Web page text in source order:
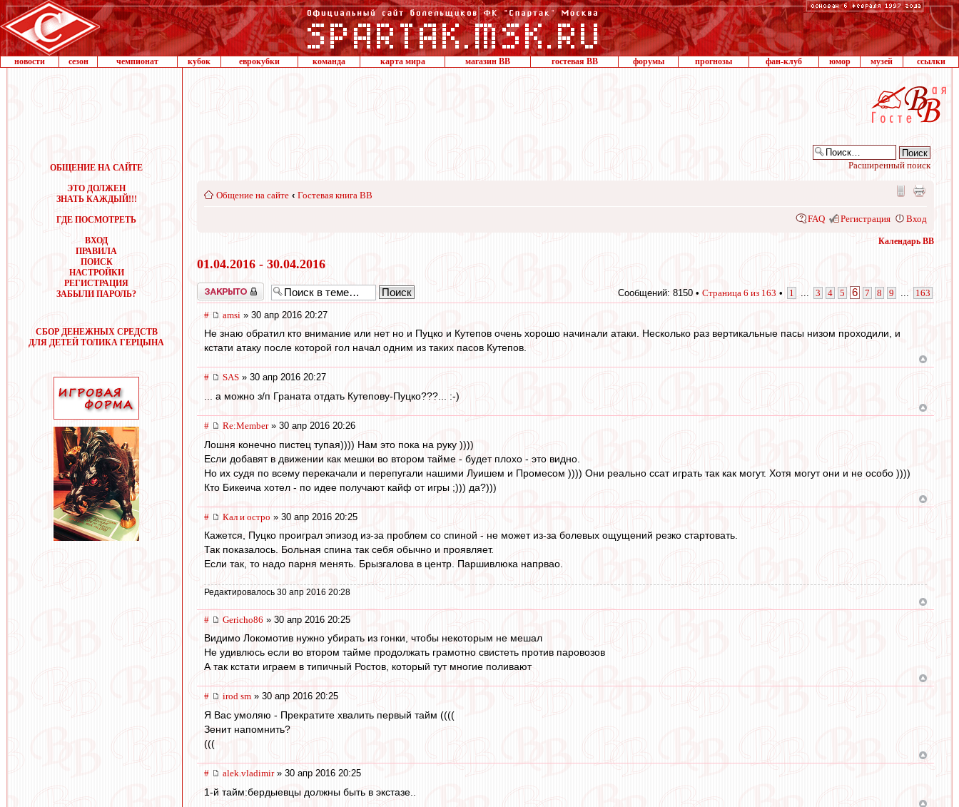
новости сезон чемпионат кубок еврокубки команда карта мира магазин ВВ гостевая ВВ форумы прогнозы фан-клуб юмор музей ссылки
ОБЩЕНИЕ НА САЙТЕ
ЭТО ДОЛЖЕН
ЗНАТЬ КАЖДЫЙ!!!
ГДЕ ПОСМОТРЕТЬ
ВХОД
ПРАВИЛА
ПОИСК
НАСТРОЙКИ
РЕГИСТРАЦИЯ
ЗАБЫЛИ ПАРОЛЬ?
СБОР ДЕНЕЖНЫХ СРЕДСТВ
ДЛЯ ДЕТЕЙ ТОЛИКА ГЕРЦЫНА
Расширенный поиск
Общение на сайте ‹ Гостевая книга ВВ
FAQ Регистрация Вход
Календарь ВВ
01.04.2016 - 30.04.2016
Закрыто Сообщений: 8150 • Страница 6 из 163 • 1 3 4 5 6 7 8 9 163
# amsi » 30 апр 2016 20:27
Не знаю обратил кто внимание или нет но и Пуцко и Кутепов очень хорошо начинали атаки. Несколько раз вертикальные пасы низом проходили, и
кстати атаку после которой гол начал одним из таких пасов Кутепов.
# SAS » 30 апр 2016 20:27
... а можно з/п Граната отдать Кутепову-Пуцко???... :-)
# Re:Member» 30 апр 2016 20:26
Лошня конечно пистец тупая)))) Нам это пока на руку ))))
Если добавят в движении как мешки во втором тайме - будет плохо - это видно.
Но их судя по всему перекачали и перепугали нашими Луишем и Промесом )))) Они реально ссат играть так как могут. Хотя могут они и не особо ))))
Кто Бикеича хотел - по идее получают кайф от игры ;))) да?)))
# Кал и остро » 30 апр 2016 20:25
Кажется, Пуцко проиграл эпизод из-за проблем со спиной - не может из-за болевых ощущений резко стартовать.
Так показалось. Больная спина так себя обычно и проявляет.
Если так, то надо парня менять. Брызгалова в центр. Паршивлюка напрвао.
Редактировалось 30 апр 2016 20:28
# Gericho86 » 30 апр 2016 20:25
Видимо Локомотив нужно убирать из гонки, чтобы некоторым не мешал
Не удивлюсь если во втором тайме продолжать грамотно свистеть против паровозов
А так кстати играем в типичный Ростов, который тут многие поливают
# irod sm » 30 апр 2016 20:25
Я Вас умоляю - Прекратите хвалить первый тайм ((((
Зенит напомнить?
(((
# alek.vladimir» 30 апр 2016 20:25
1-й тайм:бердыевцы должны быть в экстазе..